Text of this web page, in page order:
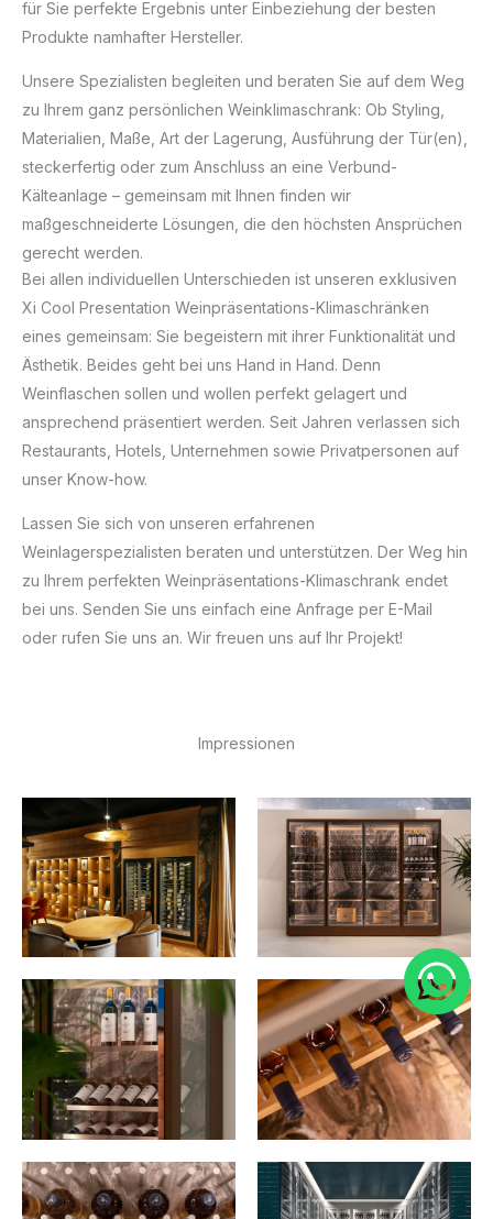
für Sie perfekte Ergebnis unter Einbeziehung der besten
Produkte namhafter Hersteller.
Unsere Spezialisten begleiten und beraten Sie auf dem Weg
zu Ihrem ganz persönlichen Weinklimaschrank: Ob Styling,
Materialien, Maße, Art der Lagerung, Ausführung der Tür(en),
steckerfertig oder zum Anschluss an eine Verbund-
Kälteanlage – gemeinsam mit Ihnen finden wir
maßgeschneiderte Lösungen, die den höchsten Ansprüchen
gerecht werden.
Bei allen individuellen Unterschieden ist unseren exklusiven
Xi Cool Presentation Weinpräsentations-Klimaschränken
eines gemeinsam: Sie begeistern mit ihrer Funktionalität und
Ästhetik. Beides geht bei uns Hand in Hand. Denn
Weinflaschen sollen und wollen perfekt gelagert und
ansprechend präsentiert werden. Seit Jahren verlassen sich
Restaurants, Hotels, Unternehmen sowie Privatpersonen auf
unser Know-how.
Lassen Sie sich von unseren erfahrenen
Weinlagerspezialisten beraten und unterstützen. Der Weg hin
zu Ihrem perfekten Weinpräsentations-Klimaschrank endet
bei uns. Senden Sie uns einfach eine Anfrage per E-Mail
oder rufen Sie uns an. Wir freuen uns auf Ihr Projekt!
Impressionen